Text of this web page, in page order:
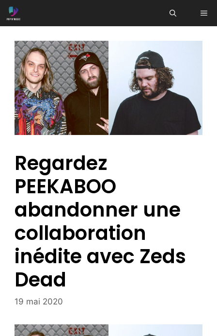
Aller
au
Regardez
PEEKABOO
abandonner une
collaboration
inédite avec Zeds
Dead
19 mai 2020